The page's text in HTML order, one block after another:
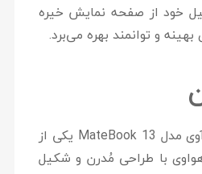
خود از صفحه نمایش خیره
و توانمند بهره می‌برد.
یکی از
سال 2020 هواوی با طراحی مُدرن و شکیل